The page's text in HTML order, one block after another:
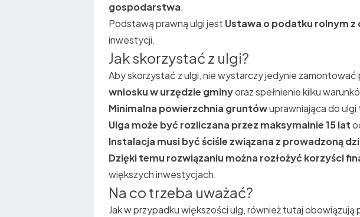
gospodarstwa.
Podstawą prawną ulgi jest Ustawa o podatku rolnym z
inwestycji.
Jak skorzystać z ulgi?
Aby skorzystać z ulgi, nie wystarczy jedynie
wniosku w urzędzie gminyoraz spełnienie kilku
Minimalna powierzchnia gruntówuprawniająca do ulgi
Ulga może być rozliczana przez maksymalnie 15 lat
Instalacja musi być ściśle związana z prowadzoną
Dzięki temu rozwiązaniu można rozłożyć korzyści
większych inwestycjach.
Na co trzeba uważać?
Jak w przypadku większości ulg, również tutaj obowiązują